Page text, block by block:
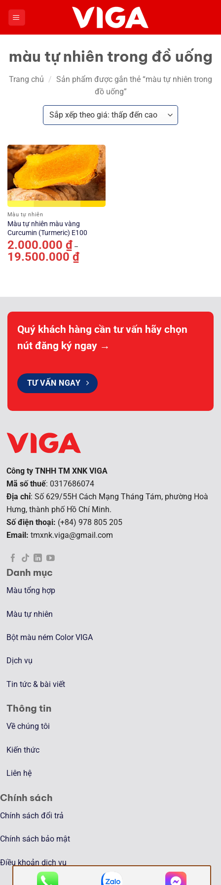
màu tự nhiên trong đồ uống
Trang chủ / Sản phẩm được gắn thẻ “màu tự nhiên trong
đồ uống”
Màu tự nhiên
Màu tự nhiên màu vàng
Curcumin (Turmeric) E100
2.000.000 ₫ –
19.500.000 ₫Khoảng
giá:
Quý khách hàng cần tư vấn hãy chọn
nút đăng ký ngay →
TƯ VẤN NGAY
Công ty TNHH TM XNK VIGA
Mã số thuế: 0317686074
Địa chỉ: Số 629/55H Cách Mạng Tháng Tám, phường Hoà
Hưng, thành phố Hồ Chí Minh.
Số điện thoại: (+84) 978 805 205
Email: tmxnk.viga@gmail.com
Danh mục
Màu tổng hợp
Màu tự nhiên
Bột màu ném Color VIGA
Dịch vụ
Tin tức & bài viết
Thông tin
Về chúng tôi
Kiến thức
Liên hệ
Chính sách
Chính sách đổi trả
Chính sách bảo mật
Điều khoản dịch vụ